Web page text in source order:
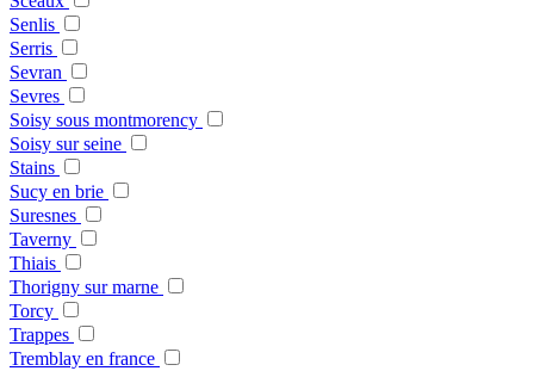
Senlis
Serris
Sevran
Sevres
Soisy sous montmorency
Soisy sur seine
Stains
Sucy en brie
Suresnes
Taverny
Thiais
Thorigny sur marne
Torcy
Trappes
Tremblay en france